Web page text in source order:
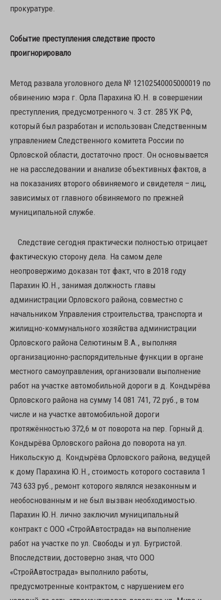
прокуратуре.
Событие преступления следствие просто
проигнорировало
Метод развала уголовного дела № 12102540005000019 по
обвинению мэра г. Орла Парахина Ю.Н. в совершении
преступления, предусмотренного ч. 3 ст. 285 УК РФ,
который был разработан и использован Следственным
управлением Следственного комитета России по
Орловской области, достаточно прост. Он основывается
не на расследовании и анализе объективных фактов, а
на показаниях второго обвиняемого и свидетеля – лиц,
зависимых от главного обвиняемого по прежней
муниципальной службе.
Следствие сегодня практически полностью отрицает
фактическую сторону дела. На самом деле
неопровержимо доказан тот факт, что в 2018 году
Парахин Ю.Н., занимая должность главы
администрации Орловского района, совместно с
начальником Управления строительства, транспорта и
жилищно-коммунального хозяйства администрации
Орловского района Селютиным В.А., выполняя
организационно-распорядительные функции в органе
местного самоуправления, организовали выполнение
работ на участке автомобильной дороги в д. Кондырёва
Орловского района на сумму 14 081 741, 72 руб., в том
числе и на участке автомобильной дороги
протяжённостью 372,6 м от поворота на пер. Горный д.
Кондырёва Орловского района до поворота на ул.
Никольскую д. Кондырёва Орловского района, ведущей
к дому Парахина Ю.Н., стоимость которого составила 1
743 633 руб., ремонт которого являлся незаконным и
необоснованным и не был вызван необходимостью.
Парахин Ю.Н. лично заключил муниципальный
контракт с ООО «СтройАвтострада» на выполнение
работ на участке по ул. Свободы и ул. Бугристой.
Впоследствии, достоверно зная, что ООО
«СтройАвтострада» выполнило работы,
предусмотренные контрактом, с нарушением его